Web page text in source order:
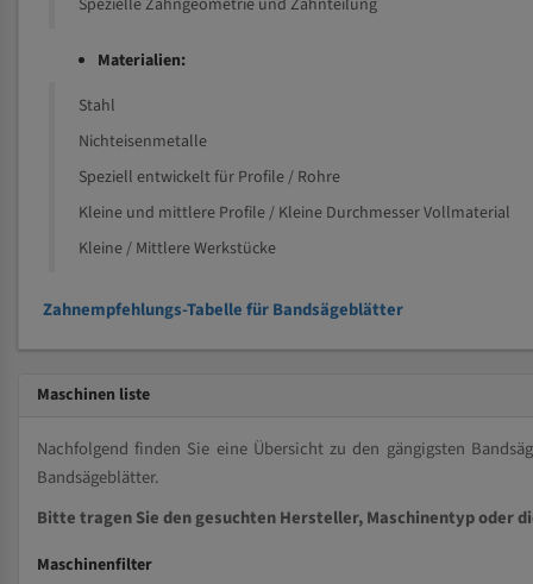
Spezielle Zahngeometrie und Zahnteilung
Materialien:
Stahl
Nichteisenmetalle
Speziell entwickelt für Profile / Rohre
Kleine und mittlere Profile / Kleine Durchmesser Vollmaterial
Kleine / Mittlere Werkstücke
Zahnempfehlungs-Tabelle für Bandsägeblätter
Maschinen liste
Nachfolgend finden Sie eine Übersicht zu den gängigsten
Bandsägeblätter.
Bitte tragen Sie den gesuchten Hersteller, Maschinentyp oder
Maschinenfilter